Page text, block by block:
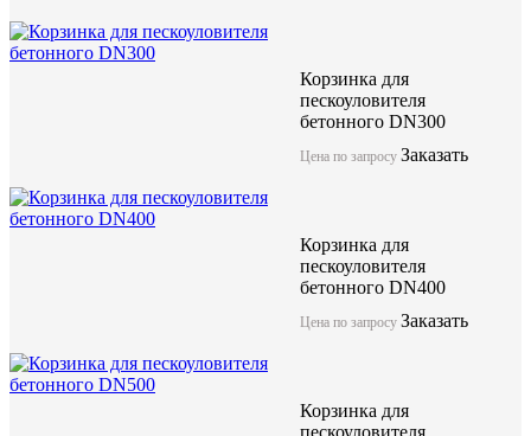
Компания ЖБИ "КубаньСпецБетон" предлагает лоток
решетками (класс нагрузки от А15 до F900) может
нагрузки до F900. Имеет длинну 1000мм и качественные
Данные изделия изготоавливаются по технологии
Корзинка для
пескоуловителя
бетонного DN300
Цена по запросуЗаказать
Корзинка для
пескоуловителя
бетонного DN400
Цена по запросуЗаказать
Корзинка для
пескоуловителя